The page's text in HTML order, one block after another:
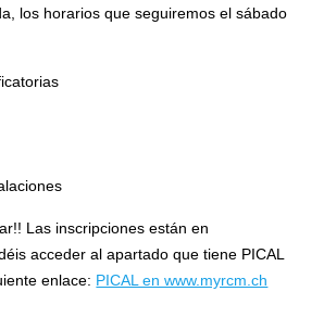
los horarios que seguiremos el sábado
Las inscripciones están en
acceder al apartado que tiene PICAL
enlace: PICAL en www.myrcm.ch